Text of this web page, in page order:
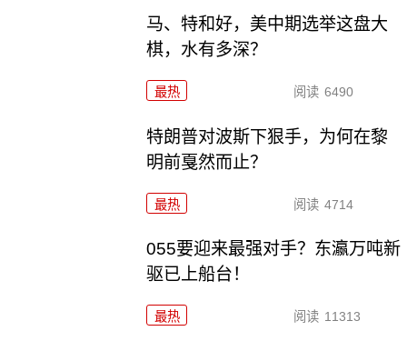
马、特和好，美中期选举这盘大
棋，水有多深？
最热 阅读 6490
特朗普对波斯下狠手，为何在黎
明前戛然而止？
最热 阅读 4714
055要迎来最强对手？东瀛万吨新
驱已上船台！
最热 阅读 11313